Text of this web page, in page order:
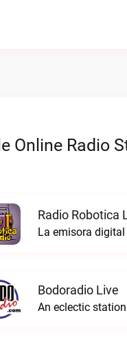
Online Radio
Radio Robotica
La emisora
Bodoradio Live
An eclectic